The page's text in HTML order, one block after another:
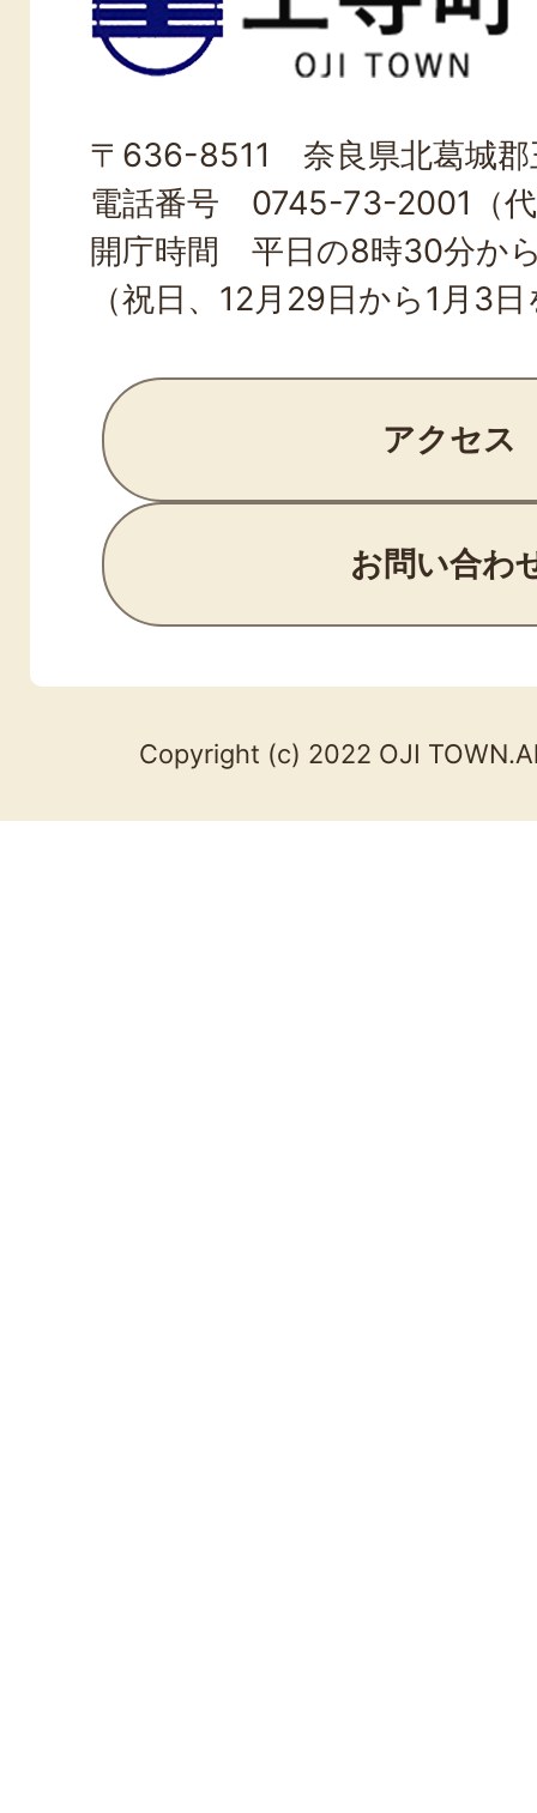
寺
町
TOWN
〒636-8511 奈良県北葛城郡
電話番号 0745-73-2001（
開庁時間 平日の8時30分か
（祝日、12月29日から1月3
アクセス
お問い合わ
Copyright (c) 2022 OJI